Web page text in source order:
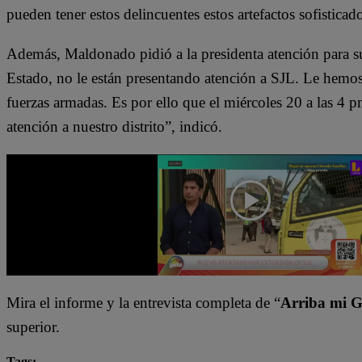
pueden tener estos delincuentes estos artefactos
Además, Maldonado pidió a la presidenta atención para
Estado, no le están presentando atención a SJL. Le
fuerzas armadas. Es por ello que el miércoles 20 a las 4
atención a nuestro distrito”, indicó.
Mira el informe y la entrevista completa de “Arriba mi
superior.